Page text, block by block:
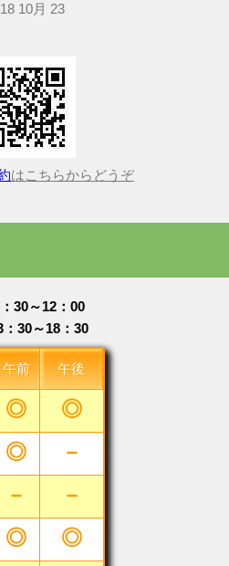
10月 23
はこちらからどうぞ
30～12：00
：30～18：30
午前 午後
◎ ◎
◎ －
－ －
◎ ◎